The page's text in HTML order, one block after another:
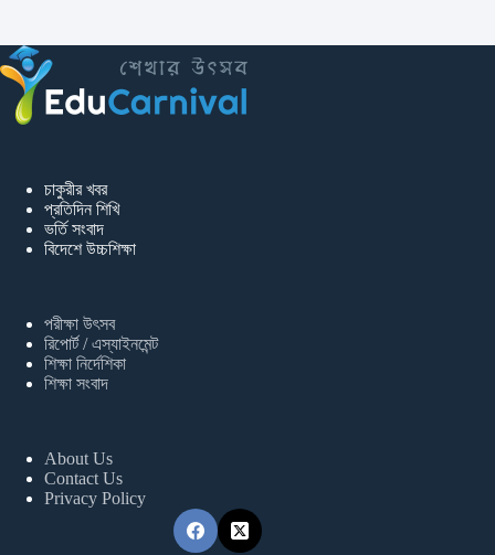
চাকুরীর খবর
প্রতিদিন শিখি
ভর্তি সংবাদ
বিদেশে উচ্চশিক্ষা
পরীক্ষা উৎসব
রিপোর্ট / এস্যাইনমেন্ট
শিক্ষা নির্দেশিকা
শিক্ষা সংবাদ
About Us
Contact Us
Privacy Policy